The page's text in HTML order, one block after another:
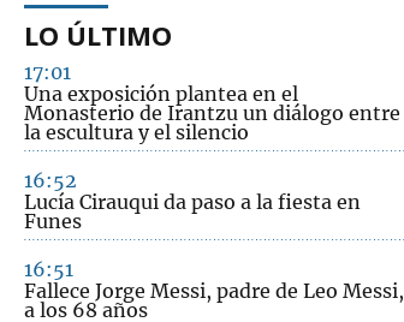
LO ÚLTIMO
17:01
Una exposición plantea en el
Monasterio de Irantzu un diálogo entre
la escultura y el silencio
16:52
Lucía Cirauqui da paso a la fiesta en
Funes
16:51
Fallece Jorge Messi, padre de Leo Messi,
a los 68 años